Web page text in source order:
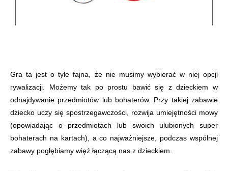
Gra ta jest o tyle fajna, że nie musimy wybierać w niej opcji
rywalizacji. Możemy tak po prostu bawić się z dzieckiem w
odnajdywanie przedmiotów lub bohaterów. Przy takiej zabawie
dziecko uczy się spostrzegawczości, rozwija umiejętności mowy
(opowiadając o przedmiotach lub swoich ulubionych super
bohaterach na kartach), a co najważniejsze, podczas wspólnej
zabawy pogłębiamy więź łączącą nas z dzieckiem.